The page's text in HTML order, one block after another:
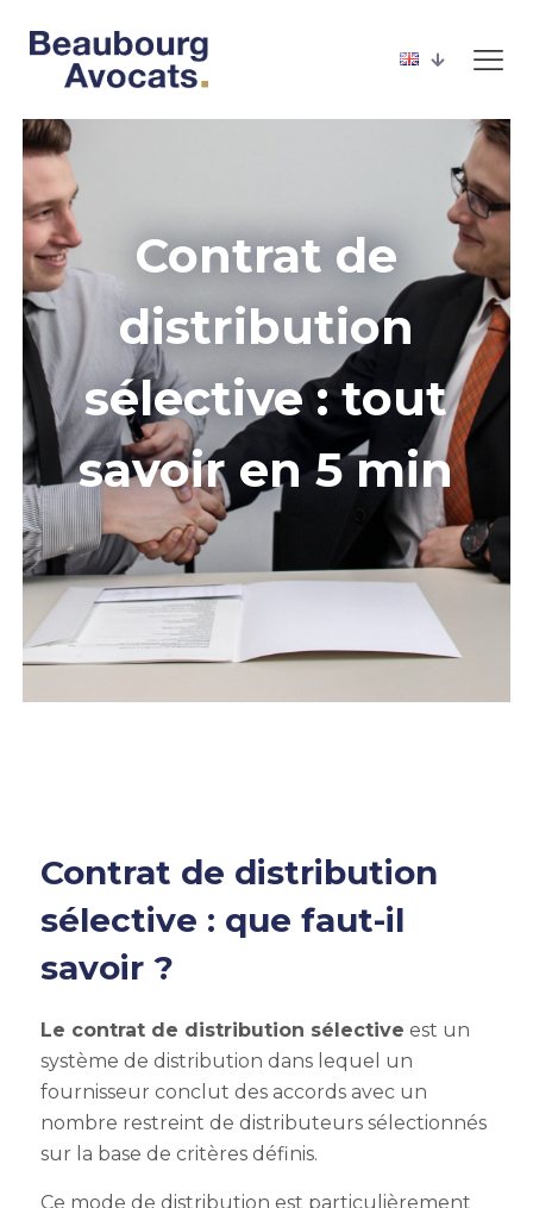
Contrat de
distribution
sélective : tout
savoir en 5 min
Contrat de distribution
sélective : que faut-il
savoir ?
Le contrat de distribution sélective est un
système de distribution dans lequel un
fournisseur conclut des accords avec un
nombre restreint de distributeurs sélectionnés
sur la base de critères définis.
Ce mode de distribution est particulièrement